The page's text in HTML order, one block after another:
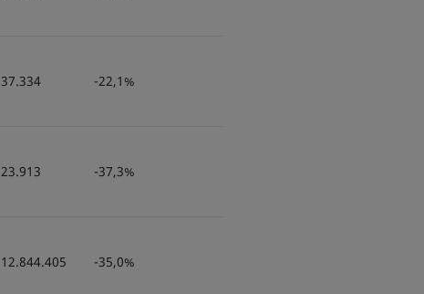
37.334 -22,1%
23.913 -37,3%
12.844.405 -35,0%